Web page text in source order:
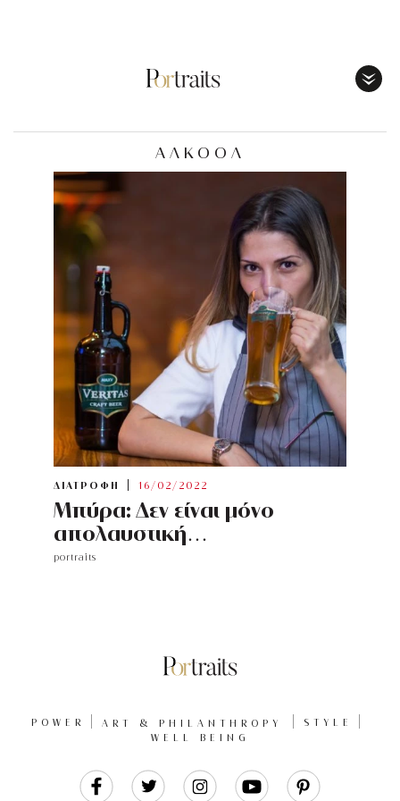
ΑΛΚΟΟΛ
ΔΙΑΤΡΟΦΗ 16/02/2022
Μπύρα: Δεν είναι μόνο
απολαυστική…
portraits
POWER ART & PHILANTHROPY
STYLE
WELL BEING